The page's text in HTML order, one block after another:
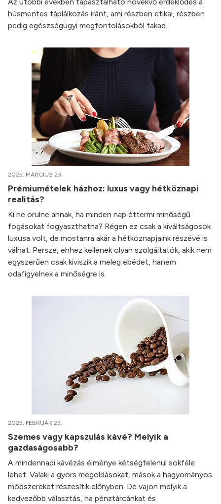
húsmentes táplálkozás iránt, ami részben etikai, részben
pedig egészségügyi megfontolásokból fakad.
2025. MÁRCIUS 23.
Prémiumételek házhoz: luxus vagy hétköznapi
realitás?
Ki ne örülne annak, ha minden nap éttermi minőségű
fogásokat fogyaszthatna? Régen ez csak a kiváltságosok
luxusa volt, de mostanra akár a hétköznapjaink részévé is
válhat. Persze, ehhez kellenek olyan szolgáltatók, akik nem
egyszerűen csak kiviszik a meleg ebédet, hanem
odafigyelnek a minőségre is.
2025. FEBRUÁR 23.
Szemes vagy kapszulás kávé? Melyik a
gazdaságosabb?
A mindennapi kávézás élménye kétségtelenül sokféle
lehet. Valaki a gyors megoldásokat, mások a hagyományos
módszereket részesítik előnyben. De vajon melyik a
kedvezőbb választás, ha pénztárcánkat és